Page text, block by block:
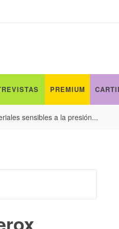
PREMIUM
sensibles a la presión...